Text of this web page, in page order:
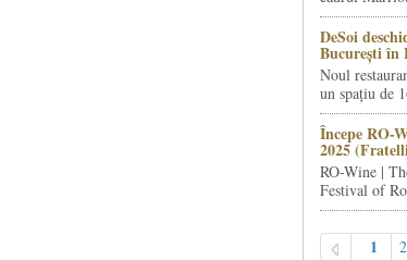
DeSoi
București în
Noul
un spațiu de
Începe RO-
2025
RO-Wine |
Festival of
1 2